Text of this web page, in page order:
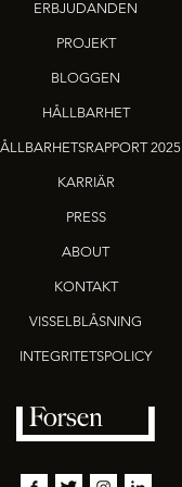
ERBJUDANDEN
PROJEKT
BLOGGEN
HÅLLBARHET
2025
KARRIÄR
PRESS
ABOUT
KONTAKT
VISSELBLÅSNING
INTEGRITETSPOLICY